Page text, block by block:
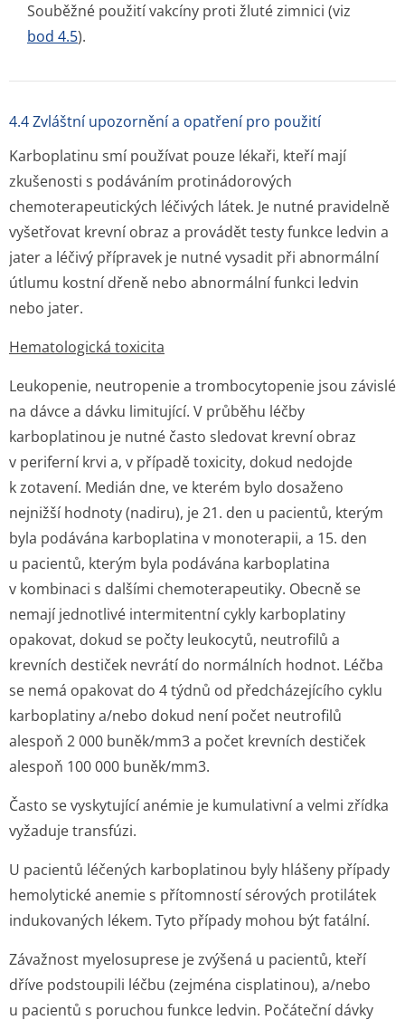
Souběžné použití vakcíny proti žluté zimnici (viz
bod 4.5).
4.4 Zvláštní upozornění a opatření pro použití
Karboplatinu smí používat pouze lékaři, kteří mají
zkušenosti s podáváním protinádorových
chemoterapeutických léčivých látek. Je nutné pravidelně
vyšetřovat krevní obraz a provádět testy funkce ledvin a
jater a léčivý přípravek je nutné vysadit při abnormální
útlumu kostní dřeně nebo abnormální funkci ledvin
nebo jater.
Hematologická toxicita
Leukopenie, neutropenie a trombocytopenie jsou závislé
na dávce a dávku limitující. V průběhu léčby
karboplatinou je nutné často sledovat krevní obraz
v periferní krvi a, v případě toxicity, dokud nedojde
k zotavení. Medián dne, ve kterém bylo dosaženo
nejnižší hodnoty (nadiru), je 21. den u pacientů, kterým
byla podávána karboplatina v monoterapii, a 15. den
u pacientů, kterým byla podávána karboplatina
v kombinaci s dalšími chemoterapeutiky. Obecně se
nemají jednotlivé intermitentní cykly karboplatiny
opakovat, dokud se počty leukocytů, neutrofilů a
krevních destiček nevrátí do normálních hodnot. Léčba
se nemá opakovat do 4 týdnů od předcházejícího cyklu
karboplatiny a/nebo dokud není počet neutrofilů
alespoň 2 000 buněk/mm3 a počet krevních destiček
alespoň 100 000 buněk/mm3.
Často se vyskytující anémie je kumulativní a velmi zřídka
vyžaduje transfúzi.
U pacientů léčených karboplatinou byly hlášeny případy
hemolytické anemie s přítomností sérových protilátek
indukovaných lékem. Tyto případy mohou být fatální.
Závažnost myelosuprese je zvýšená u pacientů, kteří
dříve podstoupili léčbu (zejména cisplatinou), a/nebo
u pacientů s poruchou funkce ledvin. Počáteční dávky